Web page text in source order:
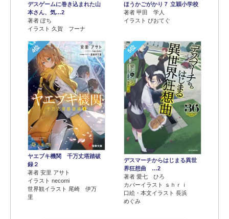
デスゲームに巻き込まれた山
本さん、気…2
著者 ぽち
イラスト 久賀 フーナ
ほうかごがかり７ 立穎小学校
著者 甲田 学人
イラスト ぴおてぐ
4位
ヤエブキ機関 千万丈塔踏破
録２
著者 安里 アサト
イラスト necomi
世界観イラスト 尾崎 伊万
里
5位
デスマーチからはじまる異世
界狂想曲 …2
著者 愛七 ひろ
カバーイラスト ｓｈｒｉ
口絵・本文イラスト 長浜
めぐみ